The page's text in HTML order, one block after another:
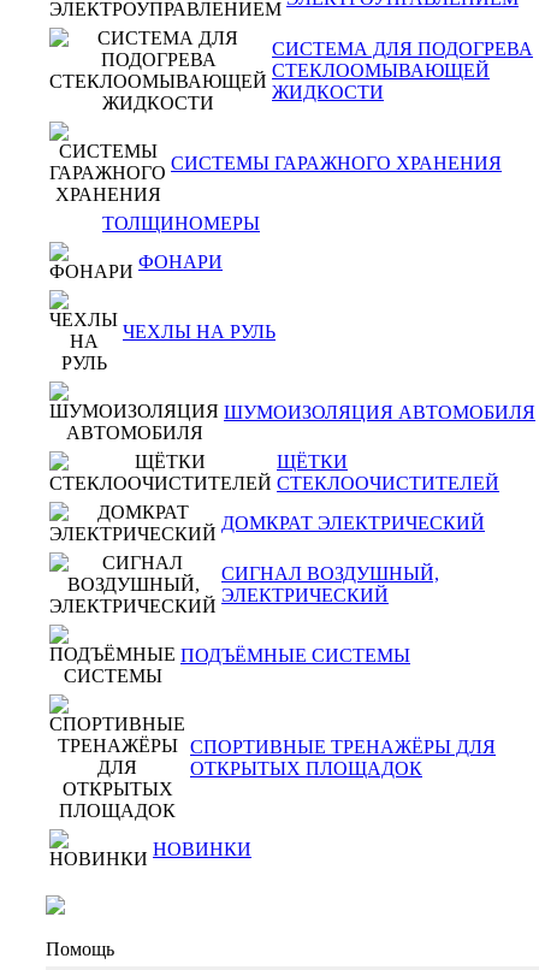
СИСТЕМА ДЛЯ ПОДОГРЕВА
СТЕКЛООМЫВАЮЩЕЙ
ЖИДКОСТИ
СИСТЕМЫ ГАРАЖНОГО ХРАНЕНИЯ
ТОЛЩИНОМЕРЫ
ФОНАРИ
ЧЕХЛЫ НА РУЛЬ
ШУМОИЗОЛЯЦИЯ АВТОМОБИЛЯ
ЩЁТКИ
СТЕКЛООЧИСТИТЕЛЕЙ
ДОМКРАТ ЭЛЕКТРИЧЕСКИЙ
СИГНАЛ ВОЗДУШНЫЙ,
ЭЛЕКТРИЧЕСКИЙ
ПОДЪЁМНЫЕ СИСТЕМЫ
СПОРТИВНЫЕ ТРЕНАЖЁРЫ ДЛЯ
ОТКРЫТЫХ ПЛОЩАДОК
НОВИНКИ
Помощь